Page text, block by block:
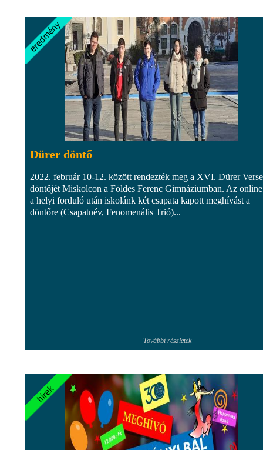
Dürer döntő
2022. február 10-12. között rendezték meg a XVI. Dürer
döntőjét Miskolcon a Földes Ferenc Gimnáziumban. Az online
a helyi forduló után iskolánk két csapata kapott meghívást a
döntőre (Csapatnév, Fenomenális Trió)...
További részletek